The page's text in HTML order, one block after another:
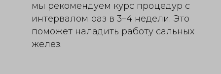
мы рекомендуем курс процедур с
интервалом раз в 3–4 недели. Это
поможет наладить работу сальных
желез.